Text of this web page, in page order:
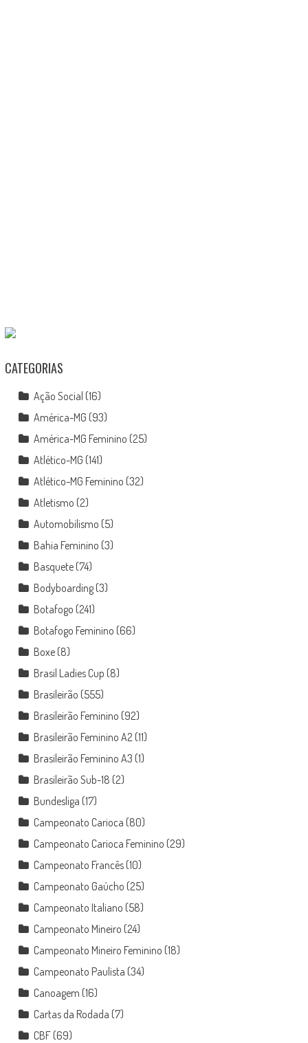
CATEGORIAS
Ação Social (16)
América-MG (93)
América-MG Feminino (25)
Atlético-MG (141)
Atlético-MG Feminino (32)
Atletismo (2)
Automobilismo (5)
Bahia Feminino (3)
Basquete(74)
Bodyboarding(3)
Botafogo (241)
Botafogo Feminino (66)
Boxe(8)
Brasil Ladies Cup (8)
Brasileirão (555)
Brasileirão Feminino (92)
Brasileirão Feminino A2 (11)
Brasileirão Feminino A3 (1)
Brasileirão Sub-18 (2)
Bundesliga (17)
Campeonato Carioca (80)
Campeonato Carioca Feminino (29)
Campeonato Francês(10)
Campeonato Gaúcho (25)
Campeonato Italiano (58)
Campeonato Mineiro (24)
Campeonato Mineiro Feminino (18)
Campeonato Paulista (34)
Canoagem (16)
Cartas da Rodada (7)
CBF(69)